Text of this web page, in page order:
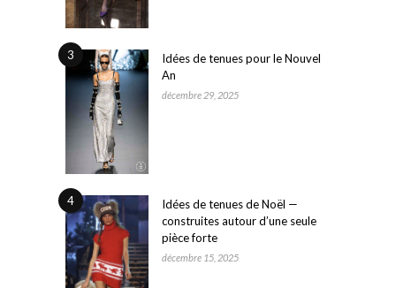
3
Idées de tenues pour le Nouvel
An
décembre 29, 2025
4
Idées de tenues de Noël —
construites autour d’une seule
pièce forte
décembre 15, 2025